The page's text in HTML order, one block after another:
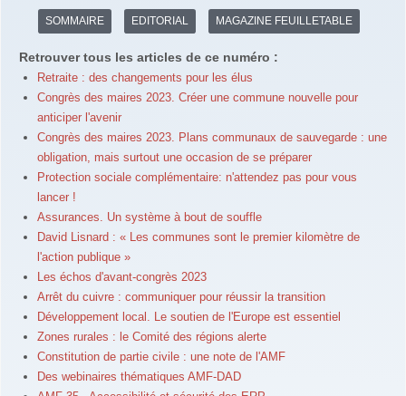
SOMMAIRE EDITORIAL MAGAZINE FEUILLETABLE
Retrouver tous les articles de ce numéro :
Retraite : des changements pour les élus
Congrès des maires 2023. Créer une commune nouvelle pour
anticiper l'avenir
Congrès des maires 2023. Plans communaux de sauvegarde : une
obligation, mais surtout une occasion de se préparer
Protection sociale complémentaire: n'attendez pas pour vous
lancer !
Assurances. Un système à bout de souffle
David Lisnard : « Les communes sont le premier kilomètre de
l'action publique »
Les échos d'avant-congrès 2023
Arrêt du cuivre : communiquer pour réussir la transition
Développement local. Le soutien de l'Europe est essentiel
Zones rurales : le Comité des régions alerte
Constitution de partie civile : une note de l'AMF
Des webinaires thématiques AMF-DAD